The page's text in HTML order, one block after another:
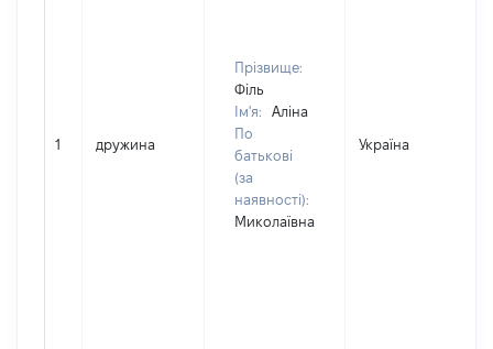
1 дружина
Прізвище:
Філь
Ім'я:
Аліна
По
батькові
(за
наявності):
Миколаївна
Україна